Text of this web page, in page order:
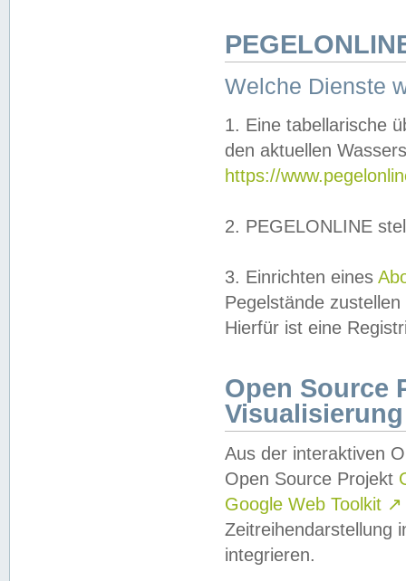
Welche Dienste
1. Eine tabellarische
den aktuellen
https://
2. PEGELONLINE
3. Einrichten eines
Pegelstände
Hierfür ist eine
Open Source
Visualisierung
Aus der interaktiven
Open Source Projekt
Google Web Toolkit ↗
Zeitreihendarstellung
integrieren.